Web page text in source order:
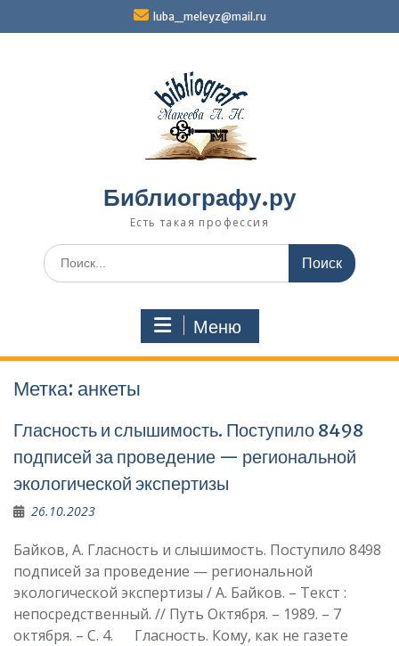
luba_meleyz@mail.ru
Библиографу.ру
Есть такая профессия
Поиск
по:
Меню
Метка: анкеты
Гласность и слышимость. Поступило 8498
подписей за проведение — региональной
экологической экспертизы
26.10.2023
Байков, А. Гласность и слышимость. Поступило 8498
подписей за проведение — региональной
экологической экспертизы / А. Байков. – Текст :
непосредственный. // Путь Октября. – 1989. – 7
октября. – С. 4. Гласность. Кому, как не газете